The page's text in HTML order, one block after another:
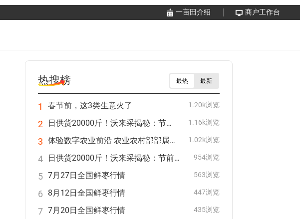
一亩田介绍 商户工作台
最热 最新
热搜榜
1 春节前，这3类生意火了 1.20k浏览
2 日供货20000斤！沃来采揭秘：节前这3种水果卖爆了 1.16k浏览
3 体验数字农业前沿 农业农村部部属单位百位处长走进一亩田 1.02k浏览
4 日供货20000斤！沃来采揭秘：节前这3种水果卖爆了 954浏览
5 7月27日全国鲜枣行情 563浏览
6 8月12日全国鲜枣行情 447浏览
7 7月20日全国鲜枣行情 435浏览